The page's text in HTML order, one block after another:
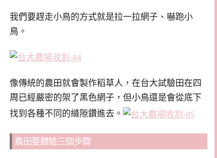
我們要趕走小鳥的方式就是拉一拉網子、嚇跑小
鳥。
像傳統的農田就會製作稻草人，在台大試驗田在四
周已經嚴密的架了黑色網子，但小鳥還是會從底下
找到各種不同的縫隙鑽進去。
農田要體驗三個步驟